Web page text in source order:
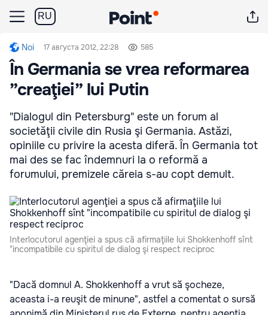
RU
Noi 17 августа 2012, 22:28 585
În Germania se vrea reformarea
”creaţiei” lui Putin
"Dialogul din Petersburg" este un forum al
societăţii civile din Rusia şi Germania. Astăzi,
opiniile cu privire la acesta diferă. În Germania tot
mai des se fac îndemnuri la o reformă a
forumului, premizele căreia s-au copt demult.
Interlocutorul agenţiei a spus că afirmaţiile lui Shokkenhoff sînt
"incompatibile cu spiritul de dialog şi respect reciproc
"Dacă domnul A. Shokkenhoff a vrut să şocheze,
aceasta i-a reuşit de minune", astfel a comentat o sursă